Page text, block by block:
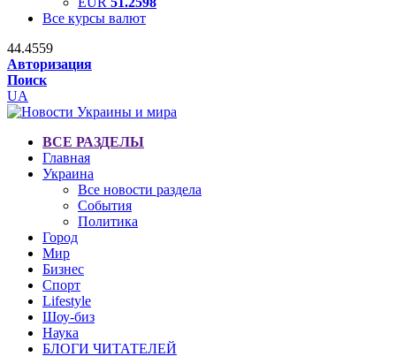
Все курсы валют
44.4559
Авторизация
Поиск
UA
ВСЕ РАЗДЕЛЫ
Главная
Украина
Все новости раздела
События
Политика
Город
Мир
Бизнес
Спорт
Lifestyle
Шоу-биз
Наука
БЛОГИ ЧИТАТЕЛЕЙ